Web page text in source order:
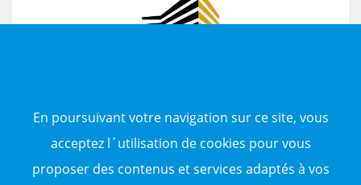
piste nommée de 1 km jusqu'au terrain
En savoir plus
En poursuivant votre navigation sur ce site, vous
acceptez l´utilisation de cookies pour vous
proposer des contenus et services adaptés à vos